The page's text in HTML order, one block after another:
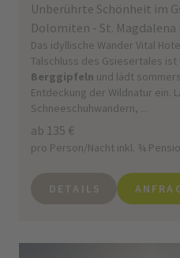
Unberührte Schönheit im
Dolomiten - St. Magdalena
Das idyllische Wander Vital
Talschluss des Gsiesertales
Berggipfeln und lädt
Entdeckung der Wildnatur ein.
Schneeschuhwandern, ...
ab 135 €
pro Person/Nacht inkl. ¾
DETAILS